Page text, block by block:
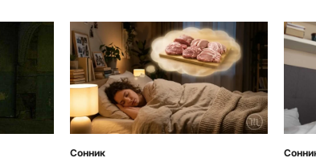
Posted
Сонник
Posted